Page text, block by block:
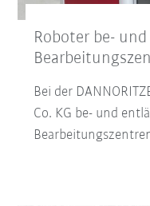
Roboter be-
Bei der
Co. KG be- und